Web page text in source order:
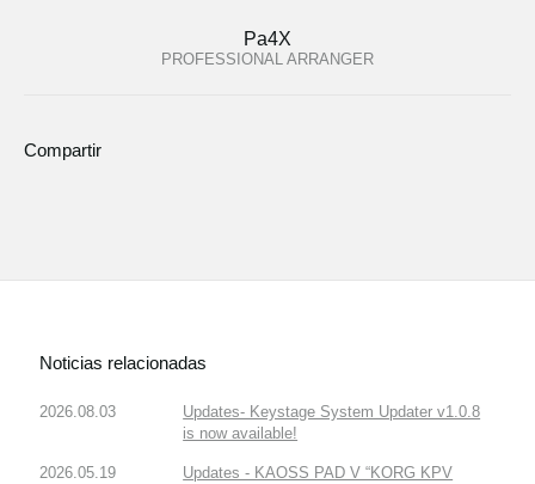
Pa4X
PROFESSIONAL ARRANGER
Compartir
Noticias relacionadas
2026.08.03
Updates- Keystage System Updater v1.0.8
is now available!
2026.05.19
Updates - KAOSS PAD V “KORG KPV